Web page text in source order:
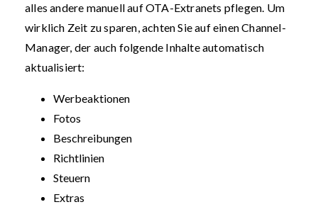
alles andere manuell auf OTA-Extranets pflegen. Um
wirklich Zeit zu sparen, achten Sie auf einen Channel-
Manager, der auch folgende Inhalte automatisch
aktualisiert:
Werbeaktionen
Fotos
Beschreibungen
Richtlinien
Steuern
Extras